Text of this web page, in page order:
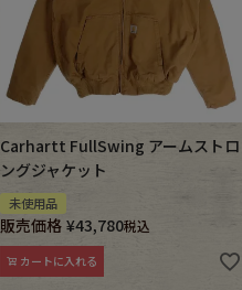
Carhartt FullSwing アームストロ
ングジャケット
未使用品
販売価格 ¥43,780税込
カートに入れる